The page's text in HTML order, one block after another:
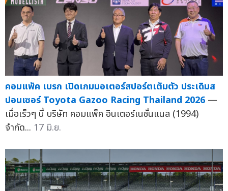
คอมแพ็ค เบรก เปิดเกมมอเตอร์สปอร์ตเต็มตัว ประเดิมส
ปอนเซอร์ Toyota Gazoo Racing Thailand 2026 —
เมื่อเร็วๆ นี้ บริษัท คอมแพ็ค อินเตอร์เนชั่นแนล (1994)
จำกัด... 17 มิ.ย.